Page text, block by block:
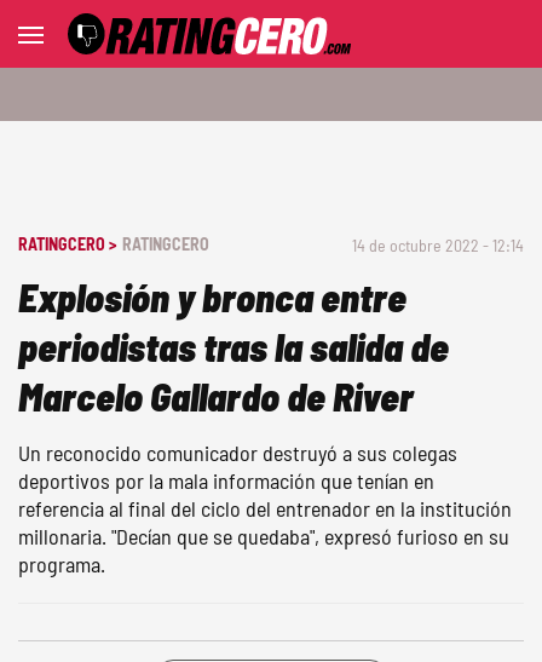
RATINGCERO > RATINGCERO 14 de octubre 2022 - 12:14
Explosión y bronca entre
periodistas tras la salida de
Marcelo Gallardo de River
Un reconocido comunicador destruyó a sus colegas
deportivos por la mala información que tenían en
referencia al final del ciclo del entrenador en la institución
millonaria. "Decían que se quedaba", expresó furioso en su
programa.